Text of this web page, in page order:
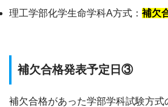
理工学部化学生命学科A方式： 補欠
補欠合格発表予定日③
補欠合格があった学部学科試験方式